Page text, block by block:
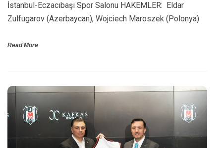
İstanbul-Eczacıbaşı Spor Salonu HAKEMLER: Eldar
Zulfugarov (Azerbaycan), Wojciech Maroszek (Polonya)
Read More